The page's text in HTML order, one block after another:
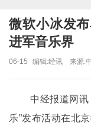
微软小冰发
进军音乐界
06-15 编辑:经讯 来源:
中经报道网讯 6
乐”发布活动在北